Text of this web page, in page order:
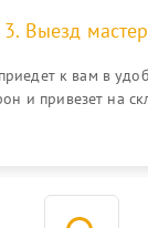
3. Выезд
к вам в
и привезет на